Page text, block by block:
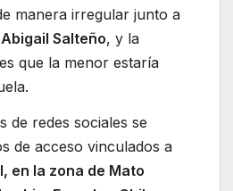
manera irregular junto a
Salteño, y la
que la menor estaría
de redes sociales se
de acceso vinculados a
en la zona de Mato